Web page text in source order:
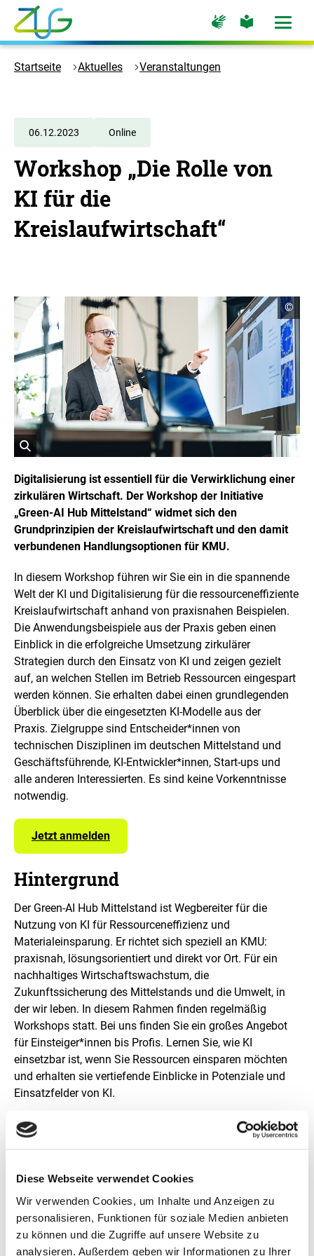
Diese Webseite verwendet Cookies
Wir verwenden Cookies, um Inhalte und Anzeigen zu
personalisieren, Funktionen für soziale Medien anbieten
zu können und die Zugriffe auf unsere Website zu
analysieren. Außerdem geben wir Informationen zu Ihrer
Zum
Hauptinhalt
springen
Logo
Zukunft
Zur
Startseite
Zur
Seite
Gebärdensprache
Zur
Seite
leichte
Menü
Startseite Aktuelles Veranstaltungen
06.12.2023 Online
Workshop „Die Rolle von
KI für die
Kreislaufwirtschaft“
f
n
e
t
B
l
d
i
n
e
i
n
e
r
v
e
r
g
r
ö
ß
e
r
e
D
r
s
t
e
l
l
u
n
g
C
o
p
y
r
i
g
h
t
I
f
o
a
t
e
f
e
n
©
Digitalisierung ist essentiell für die Verwirklichung einer
zirkulären Wirtschaft. Der Workshop der Initiative
„Green-AI Hub Mittelstand“ widmet sich den
Grundprinzipien der Kreislaufwirtschaft und den damit
verbundenen Handlungsoptionen für KMU.
In diesem Workshop führen wir Sie ein in die spannende
Welt der KI und Digitalisierung für die ressourceneffiziente
Kreislaufwirtschaft anhand von praxisnahen Beispielen.
Die Anwendungsbeispiele aus der Praxis geben einen
Einblick in die erfolgreiche Umsetzung zirkulärer
Strategien durch den Einsatz von KI und zeigen gezielt
auf, an welchen Stellen im Betrieb Ressourcen eingespart
werden können. Sie erhalten dabei einen grundlegenden
Überblick über die eingesetzten KI-Modelle aus der
Praxis. Zielgruppe sind Entscheider*innen von
technischen Disziplinen im deutschen Mittelstand und
Geschäftsführende, KI-Entwickler*innen, Start-ups und
alle anderen Interessierten. Es sind keine Vorkenntnisse
notwendig.
Jetzt anmelden
Hintergrund
Der Green-AI Hub Mittelstand ist Wegbereiter für die
Nutzung von KI für Ressourceneffizienz und
Materialeinsparung. Er richtet sich speziell an KMU:
praxisnah, lösungsorientiert und direkt vor Ort. Für ein
nachhaltiges Wirtschaftswachstum, die
Zukunftssicherung des Mittelstands und die Umwelt, in
der wir leben. In diesem Rahmen finden regelmäßig
Workshops statt. Bei uns finden Sie ein großes Angebot
für Einsteiger*innen bis Profis. Lernen Sie, wie KI
einsetzbar ist, wenn Sie Ressourcen einsparen möchten
und erhalten sie vertiefende Einblicke in Potenziale und
Einsatzfelder von KI.
Voraussetzungen für die
Teilnahme
Die Teilnahme ist kostenlos.